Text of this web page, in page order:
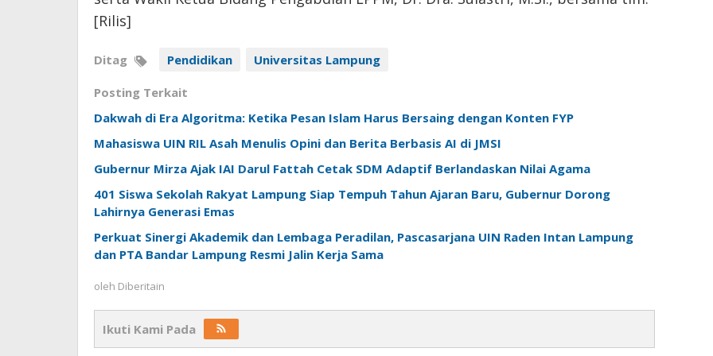
[Rilis]
Ditag Pendidikan Universitas Lampung
Posting Terkait
Dakwah di Era Algoritma: Ketika Pesan Islam Harus Bersaing dengan Konten FYP
Mahasiswa UIN RIL Asah Menulis Opini dan Berita Berbasis AI di JMSI
Gubernur Mirza Ajak IAI Darul Fattah Cetak SDM Adaptif Berlandaskan Nilai Agama
401 Siswa Sekolah Rakyat Lampung Siap Tempuh Tahun Ajaran Baru, Gubernur Dorong
Lahirnya Generasi Emas
Perkuat Sinergi Akademik dan Lembaga Peradilan, Pascasarjana UIN Raden Intan Lampung
dan PTA Bandar Lampung Resmi Jalin Kerja Sama
oleh Diberitain
Ikuti Kami Pada